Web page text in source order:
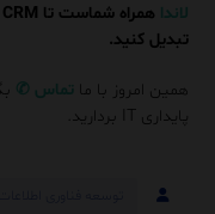
لاندا
تبدیل کنید.
همین امروز با ما تماس ✆
پایداری IT بردارید.